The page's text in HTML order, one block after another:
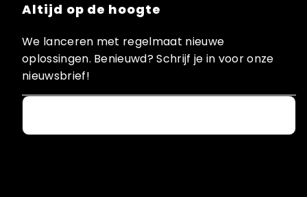
Altijd op de hoogte
We lanceren met regelmaat nieuwe
oplossingen. Benieuwd? Schrijf je in voor onze
nieuwsbrief!